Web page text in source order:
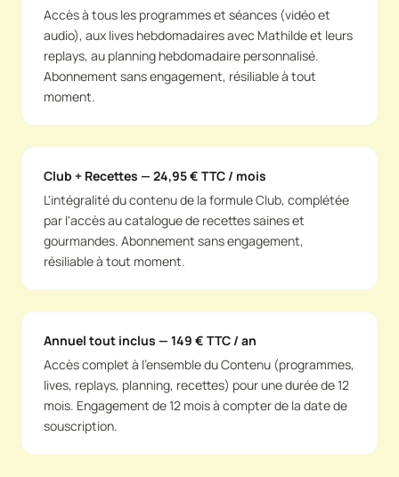
Accès à tous les programmes et séances (vidéo et
audio), aux lives hebdomadaires avec Mathilde et leurs
replays, au planning hebdomadaire personnalisé.
Abonnement sans engagement, résiliable à tout
moment.
Club + Recettes — 24,95 € TTC / mois
L'intégralité du contenu de la formule Club, complétée
par l'accès au catalogue de recettes saines et
gourmandes. Abonnement sans engagement,
résiliable à tout moment.
Annuel tout inclus — 149 € TTC / an
Accès complet à l'ensemble du Contenu (programmes,
lives, replays, planning, recettes) pour une durée de 12
mois. Engagement de 12 mois à compter de la date de
souscription.